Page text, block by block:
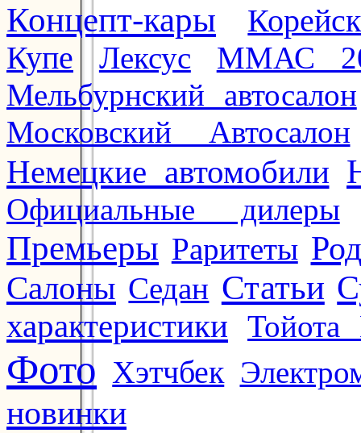
Концепт-кары
Купе
Лексус ММАС
Мельбурнский автосалон
Московский Автосалон
Немецкие автомобили
Официальные дилеры
Премьеры Раритеты
Салоны Седан Статьи
характеристики Тойота
Фото Хэтчбек
новинки